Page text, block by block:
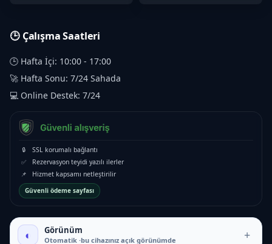
🕒 Çalışma Saatleri
🕒 Hafta İçi: 10:00 - 17:00
🚀 Hafta Sonu: 7/24 Sahada
💻 Online Destek: 7/24
🔒
SSL korumalı bağlantı
✅
Rezervasyon teyidi yazılı ilerler
📌
Hizmet kapsamı netleştirilir
Güvenli ödeme sayfası
◐ Görünüm
Otomatik ·bu cihazınız açık görünümde +